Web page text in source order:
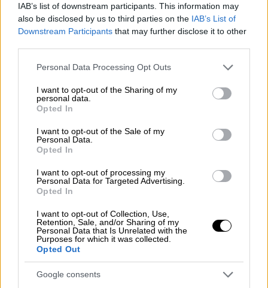
IAB’s list of downstream participants. This information may
also be disclosed by us to third parties on the IAB’s List of
Downstream Participants that may further disclose it to other
Please note that this website/app uses one or more Google
not limited to your visit or usage behaviour. You may click to
grant or deny consent to Google and its third-party tags to
use your data for below specified purposes in below Google
consent section.
Personal Data Processing Opt Outs
I want to opt-out of the Sharing of my
personal data.
Opted In
I want to opt-out of the Sale of my
Personal Data.
Opted In
I want to opt-out of processing my
Personal Data for Targeted Advertising.
Opted In
I want to opt-out of Collection, Use,
Retention, Sale, and/or Sharing of my
Personal Data that Is Unrelated with the
Purposes for which it was collected.
Opted Out
Google consents
ΔΙΑΒΑΣΤΕ ΕΠΙΣΗΣ
Ελλάδα|12.05.2026 11:56
Επεισόδια στο ΑΠΘ: Άγνωστοι
τραυματίες
ΕΥΔΑΠανακοίνωσε ότι θα κάνει εργασίες
συντήρησης σε κεντρικό αγωγό στη
Λεωφόρο Μαραθώνος από τις 18.00 το
απόγευμα της Τρίτης έως το μεσημέρι της
Τετάρτης με σταδιακή αποκατάσταση της
υδροδότησης.
Από τις εργασίες αυτές θα σημειωθεί
ενδεχόμενη πτώση πίεσης έως και πλήρης